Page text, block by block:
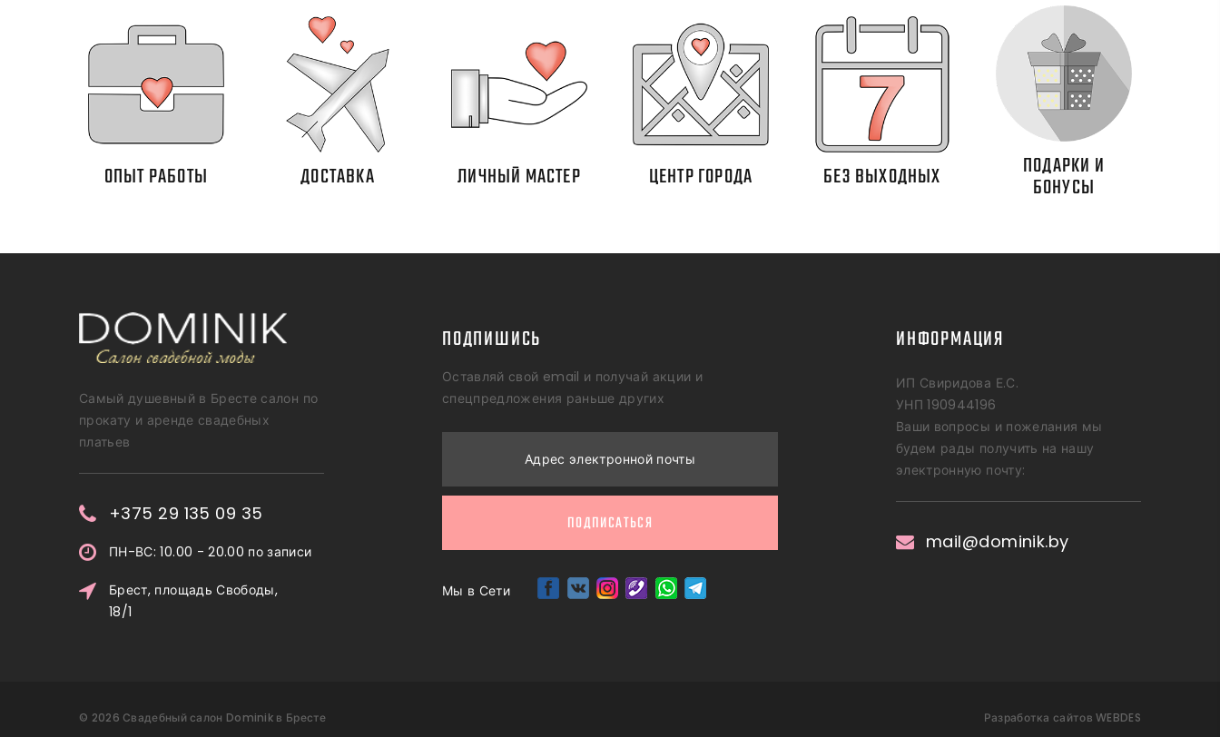
ОПЫТ РАБОТЫ ДОСТАВКА ЛИЧНЫЙ МАСТЕР ЦЕНТР ГОРОДА БЕЗ ВЫХОДНЫХ
ПОДАРКИ И
БОНУСЫ
Самый душевный в Бресте салон по
прокату и аренде свадебных
платьев
+375 29 135 09 35
ПН-ВС: 10.00 - 20.00 по записи
Брест, площадь Свободы,
18/1
ПОДПИШИСЬ
Оставляй свой email и получай акции и
спецпредложения раньше других
Адрес электронной почты
ПОДПИСАТЬСЯ
Мы в Сети
ИНФОРМАЦИЯ
ИП Свиридова Е.С.
УНП 190944196
Ваши вопросы и пожелания мы
будем рады получить на нашу
электронную почту:
mail@dominik.by
© 2026 Свадебный салон Dominik в Бресте Разработка сайтов WEBDES